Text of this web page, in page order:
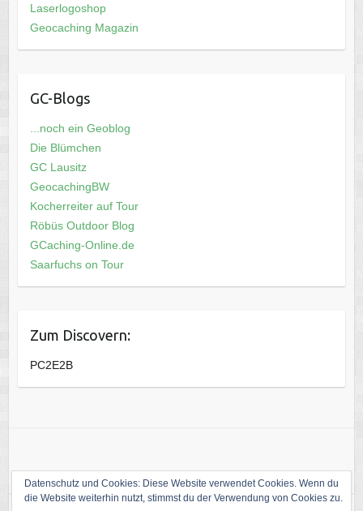
Laserlogoshop
Geocaching Magazin
GC-Blogs
...noch ein Geoblog
Die Blümchen
GC Lausitz
GeocachingBW
Kocherreiter auf Tour
Röbüs Outdoor Blog
GCaching-Online.de
Saarfuchs on Tour
Zum Discovern:
PC2E2B
Datenschutz und Cookies: Diese Website verwendet Cookies. Wenn du
die Website weiterhin nutzt, stimmst du der Verwendung von Cookies zu.